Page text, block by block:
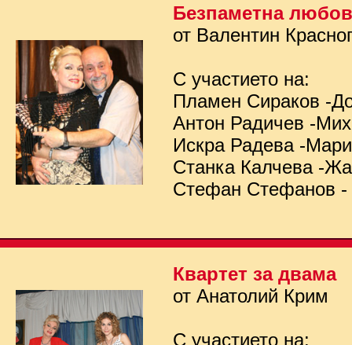
Безпаметна любов
от Валентин
С участието на:
Пламен Сираков -
Антон Радичев -
Искра Радева -
Станка Калчева -
Стефан Стефанов
Квартет за двама
от Анатолий Крим
С участието на: